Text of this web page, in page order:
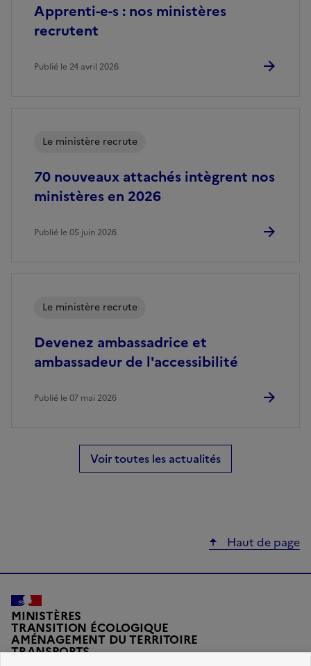
Apprenti-e-s : nos ministères
recrutent
Publié le 24 avril 2026
70 nouveaux attachés intègrent nos
ministères en 2026
Le ministère recrute
Publié le 05 juin 2026
Devenez ambassadrice et
ambassadeur de l'accessibilité
Le ministère recrute
Publié le 07 mai 2026
Voir toutes les actualités
Haut de page
MINISTÈRES
TRANSITION ÉCOLOGIQUE
AMÉNAGEMENT DU TERRITOIRE
TRANSPORTS